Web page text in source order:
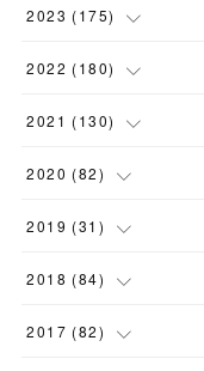
(11)
(24)
(23)
( 23
2023 (175)
(12)
(18)
(16
( 15
2022 (180)
(17)
(15
(23
( 14
2021 (130)
(10
(4 )
( 16
( 11
2020 (82)
(21
(8 )
(8)
2019 (31 )
(1)
(3)
2018 (84)
(7)
2017 (82)